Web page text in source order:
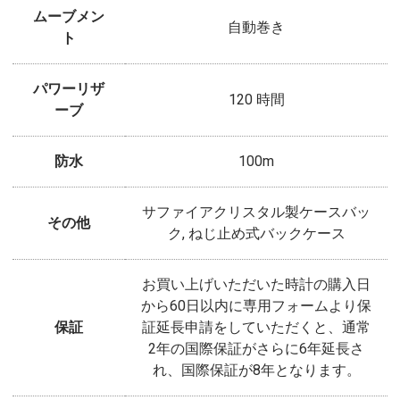
ムーブメン
ト
自動巻き
パワーリザ
ーブ
120 時間
防水 100m
その他
サファイアクリスタル製ケースバッ
ク, ねじ止め式バックケース
保証
お買い上げいただいた時計の購入日
から60日以内に専用フォームより保
証延長申請をしていただくと、通常
2年の国際保証がさらに6年延長さ
れ、国際保証が8年となります。